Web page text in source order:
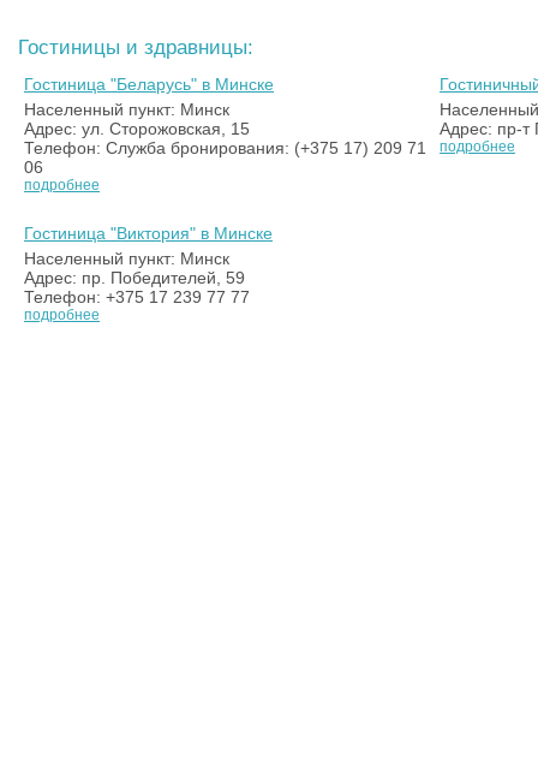
Гостиницы и здравницы:
Гостиница "Беларусь" в Минске
Населенный пункт: Минск
Адрес: ул. Сторожовская, 15
Телефон: Служба бронирования: (+375 17) 209 71
06
подробнее
Адрес: пр-т
подробнее
Гостиница "Виктория" в Минске
Населенный пункт: Минск
Адрес: пр. Победителей, 59
Телефон: +375 17 239 77 77
подробнее